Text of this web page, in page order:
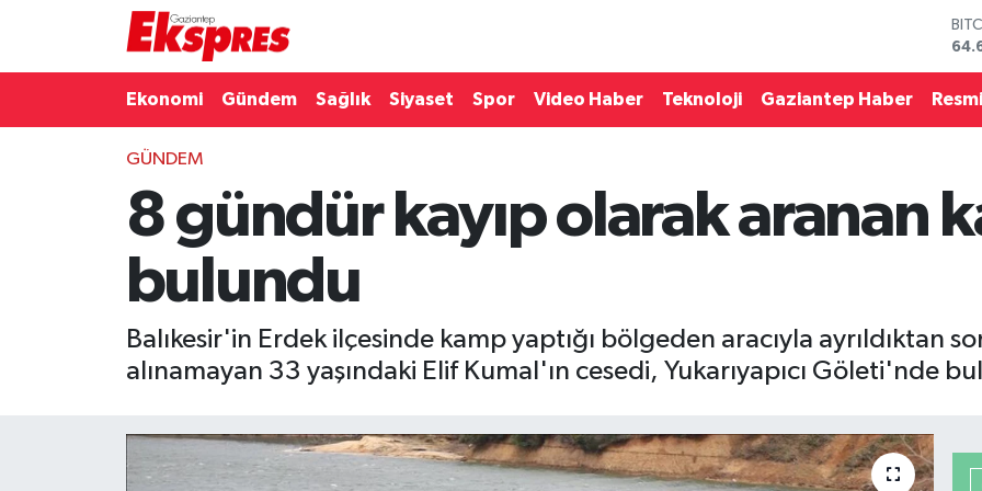
Ekonomi Gündem Sağlık Siyaset Spor Video Haber Teknoloji Gaziantep Haber
GÜNDEM
8 gündür kayıp olarak aranan
bulundu
Balıkesir'in Erdek ilçesinde kamp yaptığı bölgeden aracıyla ayrıldıktan
alınamayan 33 yaşındaki Elif Kumal'ın cesedi, Yukarıyapıcı Göleti'nde
Gaziantep son dakika
Gündem
Haberler
Puan Durumu ve Fikstür
Tüm Manşetler
Son Dakika Haberleri
Haber Arşivi